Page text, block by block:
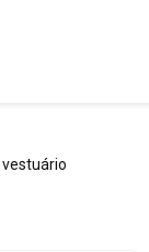
vestuário